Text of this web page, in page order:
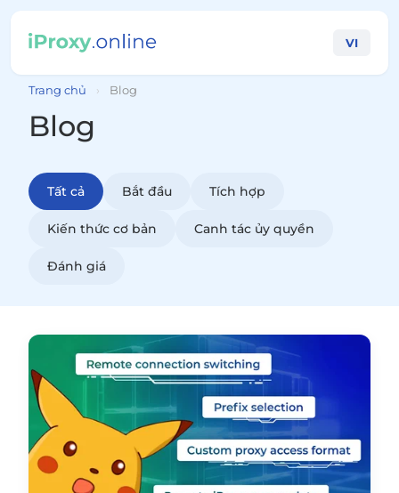
VI
Trang chủ › Blog
Blog
Tất cả Bắt đầu Tích hợp
Kiến thức cơ bản Canh tác ủy quyền
Đánh giá